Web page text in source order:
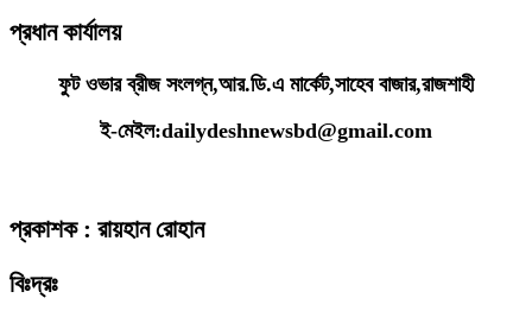
প্রধান কার্যালয়
ফুট ওভার ব্রীজ সংলগ্ন,আর.ডি.এ মার্কেট,সাহেব বাজার,রাজশাহী
ই-মেইল:dailydeshnewsbd@gmail.com
প্রকাশক : রায়হান রোহান
বিঃদ্রঃ